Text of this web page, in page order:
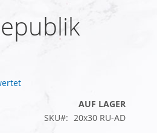
AUF LAGER
SKU
20x30 RU-AD